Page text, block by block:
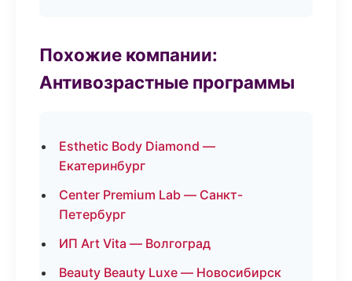
Похожие компании:
Антивозрастные программы
Esthetic Body Diamond —
Екатеринбург
Center Premium Lab — Санкт-
Петербург
ИП Art Vita — Волгоград
Beauty Beauty Luxe — Новосибирск